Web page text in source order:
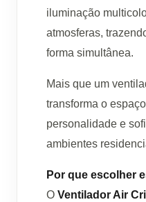
iluminação
atmosferas,
forma simultânea.
Mais que um
transforma o
personalidade e
ambientes
Por que escolher
O Ventilador Air